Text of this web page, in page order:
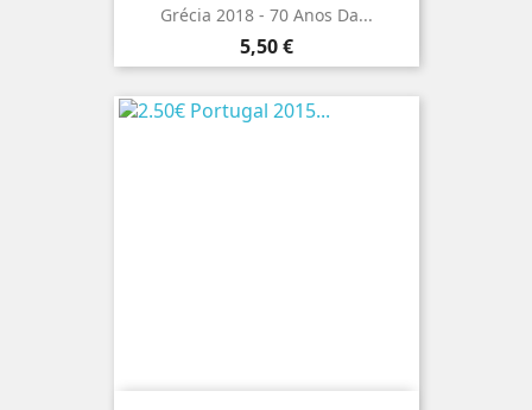
Grécia 2018 - 70 Anos Da...
Preço
5,50 €